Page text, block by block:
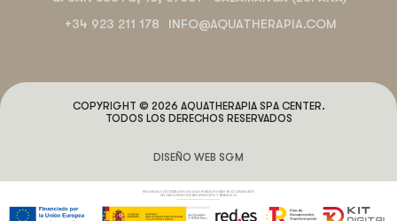
+34 923 211 178
INFO@AQUATHERAPIA.COM
COPYRIGHT © 2026 AQUATHERAPIA SPA CENTER.
TODOS LOS DERECHOS RESERVADOS
DISEÑO WEB SGM